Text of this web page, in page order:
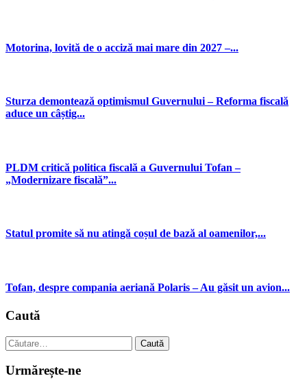
Motorina, lovită de o acciză mai mare din 2027 –...
Sturza demontează optimismul Guvernului – Reforma fiscală
aduce un câștig...
PLDM critică politica fiscală a Guvernului Tofan –
„Modernizare fiscală”...
Statul promite să nu atingă coșul de bază al oamenilor,...
Tofan, despre compania aeriană Polaris – Au găsit un avion...
Caută
Caută
după:
Urmărește-ne